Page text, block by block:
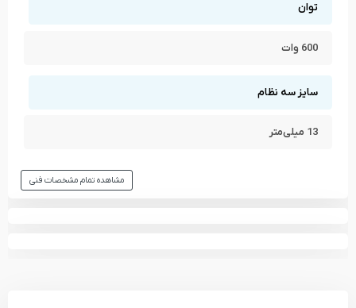
توان
600 وات
سایز سه نظام
13 میلی‌متر
مشاهده تمام مشخصات فنی